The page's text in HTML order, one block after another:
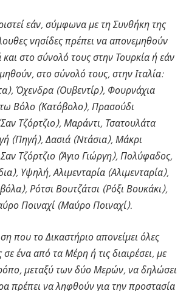
εάν, σύμφωνα με τη Συνθήκη της
νησίδες πρέπει να απονεμηθούν
στο σύνολό τους στην Τουρκία ή εάν
στο σύνολό τους, στην Ιταλία:
Όχενδρα (Ουβεντίρ), Φουρνάχια
Βόλο (Κατόβολο), Πρασούδι
Τζόρτζιο), Μαράντι, Τσατουλάτα
(Πηγή), Δασιά (Ντάσια), Μάκρι
Τζόρτζιο (Άγιο Γιώργη), Πολύφαδος,
Υψηλή, Αλιμενταρία (Αλιμενταρία),
Ρότσι Βουτζάτσι (Ρόξι Βουκάκι),
Ποιναχί (Μαύρο Ποιναχί).
που το Δικαστήριο απονείμει όλες
σε ένα από τα Μέρη ή τις διαιρέσει, με
μεταξύ των δύο Μερών, να δηλώσει
πρέπει να ληφθούν για την προστασία